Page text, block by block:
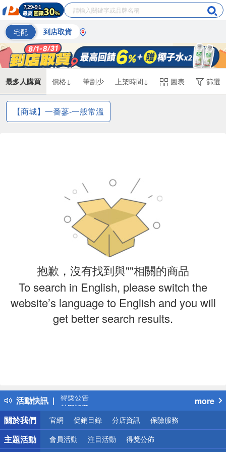
宅配 到店取貨
最多人購買 價格↓ 筆劃少 上架時間↓ 圖表 篩選
【商城】一番蔘-一般常溫
抱歉，沒有找到與""相關的商品
To search in English, please switch the
website’s language to English and you will
get better search results.
活動快訊
得獎公告
熱門話題
銀行優惠
偏遠地區配送
詐騙網頁！請小心！
more
關於我們
官網 促銷目錄 分店資訊 保險服務
主題活動 會員活動 注目活動 得獎公佈